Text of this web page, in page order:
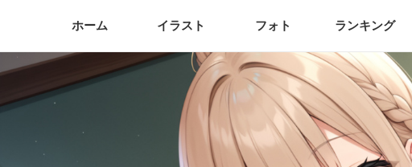
ホーム イラスト フォト ランキング